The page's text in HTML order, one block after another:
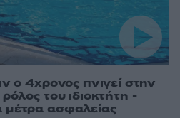
ο 4χρονος πνιγεί στην
του ιδιοκτήτη -
ασφαλείας